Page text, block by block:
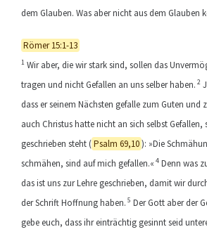
dem Glauben. Was aber nicht aus dem Glauben
Römer 15:1-13
1 Wir aber, die wir stark sind, sollen das
tragen und nicht Gefallen an uns selber haben. 2
dass er seinem Nächsten gefalle zum Guten und
auch Christus hatte nicht an sich selbst Gefallen,
geschrieben steht (Psalm 69,10): »Die
schmähen, sind auf mich gefallen.« 4 Denn was
das ist uns zur Lehre geschrieben, damit wir
der Schrift Hoffnung haben. 5 Der Gott aber der
gebe euch, dass ihr einträchtig gesinnt seid